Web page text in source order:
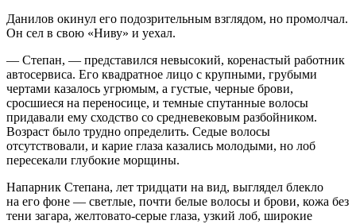
Данилов окинул его подозрительным взглядом, но промолчал.
Он сел в свою «Ниву» и уехал.
— Степан, — представился невысокий, коренастый работник
автосервиса. Его квадратное лицо с крупными, грубыми
чертами казалось угрюмым, а густые, черные брови,
сросшиеся на переносице, и темные спутанные волосы
придавали ему сходство со средневековым разбойником.
Возраст было трудно определить. Седые волосы
отсутствовали, и карие глаза казались молодыми, но лоб
пересекали глубокие морщины.
Напарник Степана, лет тридцати на вид, выглядел блекло
на его фоне — светлые, почти белые волосы и брови, кожа без
тени загара, желтовато-серые глаза, узкий лоб, широкие